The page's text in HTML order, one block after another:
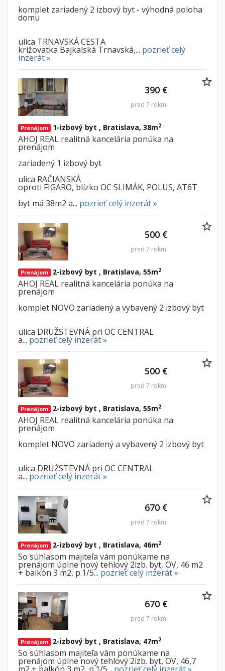
komplet zariadený 2 izbový byt - výhodná poloha
domu
ulica TRNAVSKÁ CESTA
križovatka Bajkalská Trnavská,... pozrieť celý
inzerát »
Prenájom 1-izbový byt , Bratislava, 38m2
AHOJ REAL realitná kancelária ponúka na
prenájom
zariadený 1 izbový byt
ulica RAČIANSKÁ
oproti FIGARO, blízko OC SLIMÁK, POLUS, AT6T
byt má 38m2 a... pozrieť celý inzerát »
390 €
pred 7 rokmi
Prenájom 2-izbový byt , Bratislava, 55m2
AHOJ REAL realitná kancelária ponúka na
prenájom
komplet NOVO zariadený a vybavený 2 izbový byt
ulica DRUŽSTEVNÁ pri OC CENTRAL
a... pozrieť celý inzerát »
500 €
pred 7 rokmi
Prenájom 2-izbový byt , Bratislava, 55m2
AHOJ REAL realitná kancelária ponúka na
prenájom
komplet NOVO zariadený a vybavený 2 izbový byt
ulica DRUŽSTEVNÁ pri OC CENTRAL
a... pozrieť celý inzerát »
500 €
pred 7 rokmi
Prenájom 2-izbový byt , Bratislava, 46m2
So súhlasom majiteľa vám ponúkame na
prenájom úplne nový tehlový 2izb. byt, OV, 46 m2
+ balkón 3 m2, p.1/5... pozrieť celý inzerát »
670 €
pred 7 rokmi
Prenájom 2-izbový byt , Bratislava, 47m2
So súhlasom majiteľa vám ponúkame na
prenájom úplne nový tehlový 2izb. byt, OV, 46,7
670 €
pred 7 rokmi